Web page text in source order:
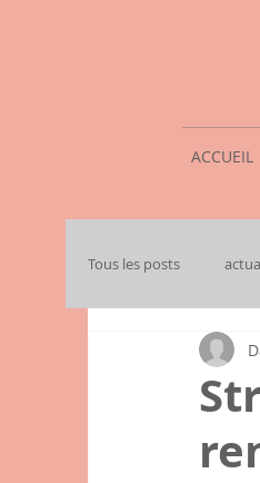
ACCUEIL
Tous les posts
mon histoire